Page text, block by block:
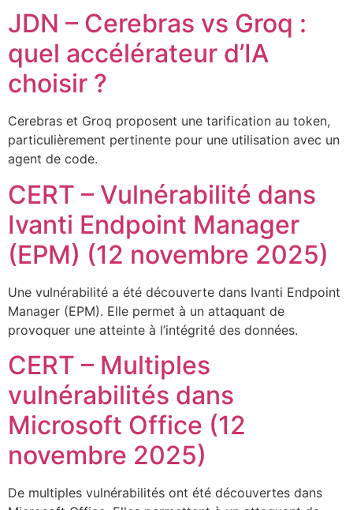
JDN – Cerebras vs Groq :
quel accélérateur d’IA
choisir ?
Cerebras et Groq proposent une tarification au token,
particulièrement pertinente pour une utilisation avec un
agent de code.
CERT – Vulnérabilité dans
Ivanti Endpoint Manager
(EPM) (12 novembre 2025)
Une vulnérabilité a été découverte dans Ivanti Endpoint
Manager (EPM). Elle permet à un attaquant de
provoquer une atteinte à l’intégrité des données.
CERT – Multiples
vulnérabilités dans
Microsoft Office (12
novembre 2025)
De multiples vulnérabilités ont été découvertes dans